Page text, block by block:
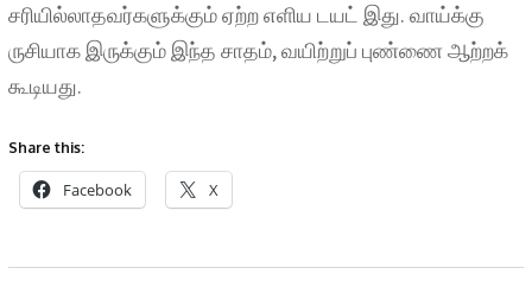
சரியில்லாதவர்களுக்கும் ஏற்ற எளிய டயட் இது. வாய்க்கு
ருசியாக இருக்கும் இந்த சாதம், வயிற்றுப் புண்ணை ஆற்றக்
கூடியது.
Share this:
Facebook X